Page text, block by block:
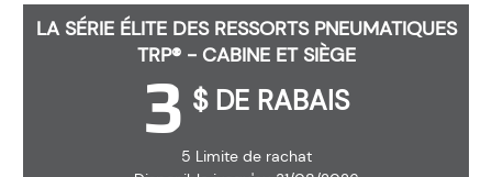
LA SÉRIE ÉLITE DES RESSORTS PNEUMATIQUES
TRP® - CABINE ET SIÈGE
5 Limite de rachat
3 $ DE RABAIS